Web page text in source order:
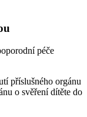
péče
příslušného orgánu
o svěření dítěte do